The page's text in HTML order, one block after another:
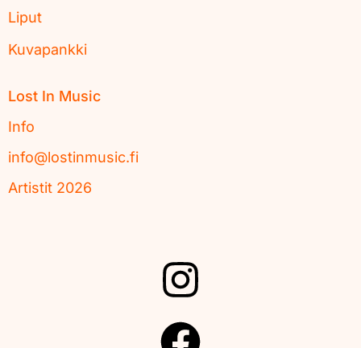
Liput
Kuvapankki
Lost In Music
Info
info@lostinmusic.fi
Artistit 2026